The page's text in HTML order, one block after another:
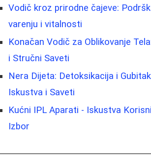
Vodič kroz prirodne čajeve:
varenju i vitalnosti
Konačan Vodič za Oblikovanje
i Stručni Saveti
Nera Dijeta: Detoksikacija i
Iskustva i Saveti
Kućni IPL Aparati - Iskustva
Izbor